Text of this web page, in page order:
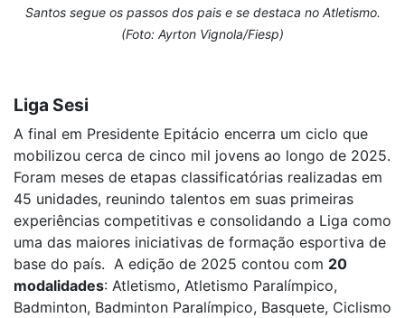
Santos segue os passos dos pais e se destaca no Atletismo.
(Foto: Ayrton Vignola/Fiesp)
Liga Sesi
A final em Presidente Epitácio encerra um ciclo que
mobilizou cerca de cinco mil jovens ao longo de 2025.
Foram meses de etapas classificatórias realizadas em
45 unidades, reunindo talentos em suas primeiras
experiências competitivas e consolidando a Liga como
uma das maiores iniciativas de formação esportiva de
base do país. A edição de 2025 contou com 20
modalidades: Atletismo, Atletismo Paralímpico,
Badminton, Badminton Paralímpico, Basquete, Ciclismo